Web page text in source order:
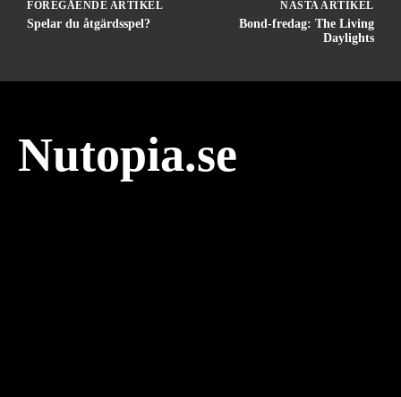
FÖREGÅENDE ARTIKEL
Spelar du åtgärdsspel?
NÄSTA ARTIKEL
Bond-fredag: The Living
Daylights
Nutopia.se